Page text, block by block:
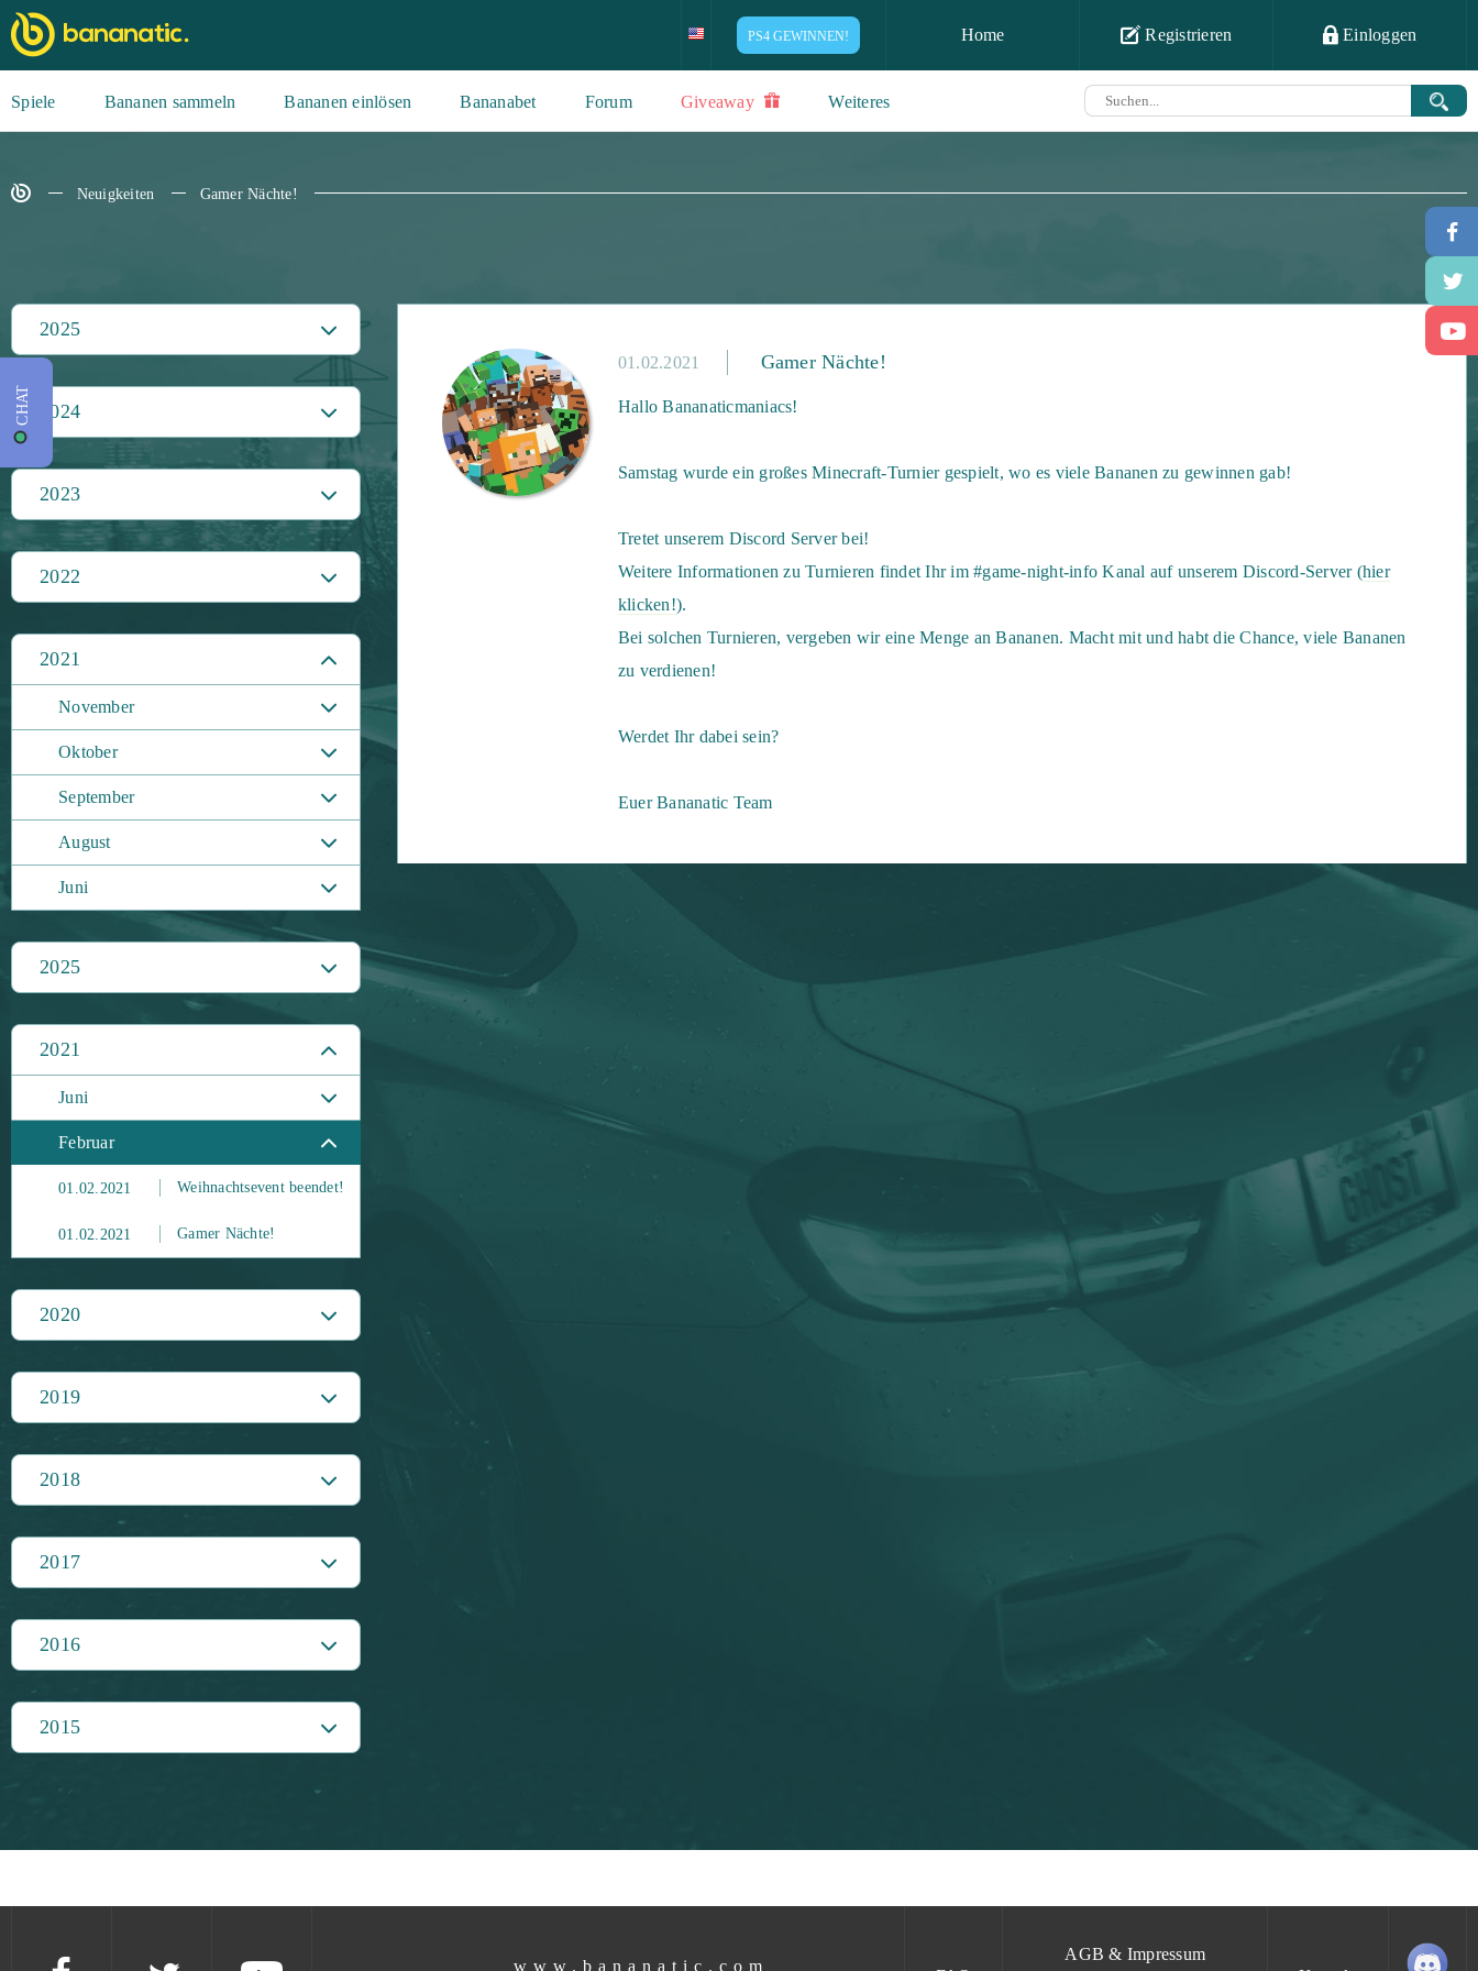
PS4 GEWINNEN! Home Registrieren Einloggen
Spiele Bananen sammeln Bananen einlösen Bananabet Forum Giveaway Weiteres
Neuigkeiten Gamer Nächte!
01.02.2021 Gamer Nächte!
Hallo Bananaticmaniacs!
Samstag wurde ein großes Minecraft-Turnier gespielt, wo es viele Bananen zu gewinnen gab!
Tretet unserem Discord Server bei!
Weitere Informationen zu Turnieren findet Ihr im #game-night-info Kanal auf unserem Discord-Server (hier
klicken!).
Bei solchen Turnieren, vergeben wir eine Menge an Bananen. Macht mit und habt die Chance, viele Bananen
zu verdienen!
Werdet Ihr dabei sein?
Euer Bananatic Team
2025
2024
2023
2022
2021
November
Oktober
September
August
Juni
2025
2021
Juni
Februar
01.02.2021 Weihnachtsevent beendet!
01.02.2021 Gamer Nächte!
2020
2019
2018
2017
2016
2015
AGB & Impressum
www.bananatic.com
CHAT